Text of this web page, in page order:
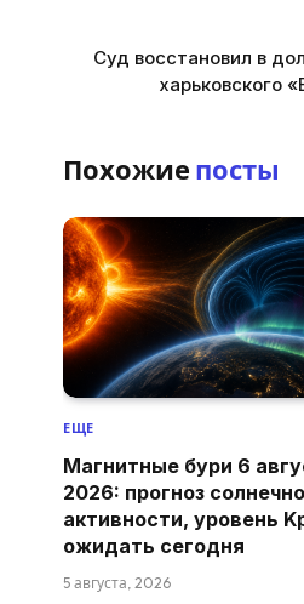
Суд восстановил в
харьковского
Похожие посты
ЕЩЕ
Магнитные бури 6
2026: прогноз
активности, уровень
ожидать сегодня
5 августа, 2026